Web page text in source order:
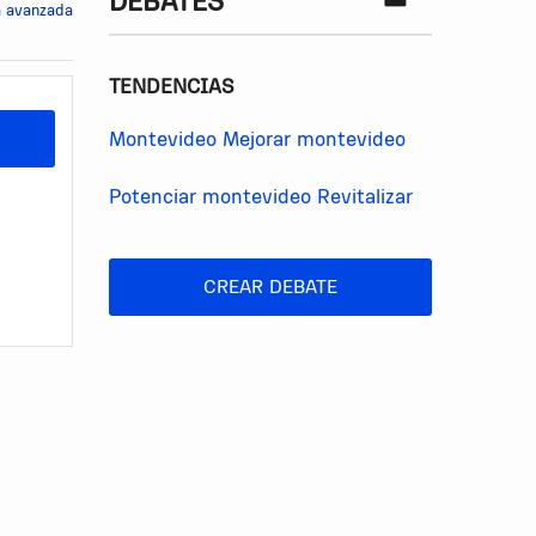
avanzada
TENDENCIAS
Montevideo Mejorar montevideo
Potenciar montevideo Revitalizar
CREAR DEBATE